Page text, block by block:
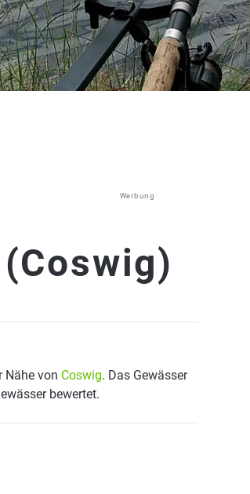
Werbung
Nähe von Coswig. Das Gewässer
bewertet.